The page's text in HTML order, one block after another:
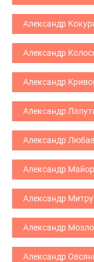
Александр
Александр
Александр
Александр
Александр
Александр
Александр
Александр
Александр